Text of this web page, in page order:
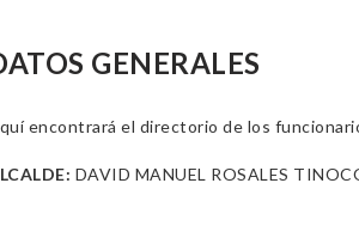
GENERALES
encontrará el directorio de los
DAVID MANUEL ROSALES